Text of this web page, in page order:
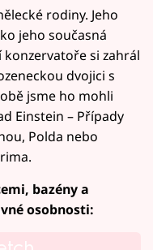
rodiny. Jeho
jeho současná
si zahrál
dvojici s
jsme ho mohli
Einstein – Případy
Polda nebo
bazény a
osobnosti: